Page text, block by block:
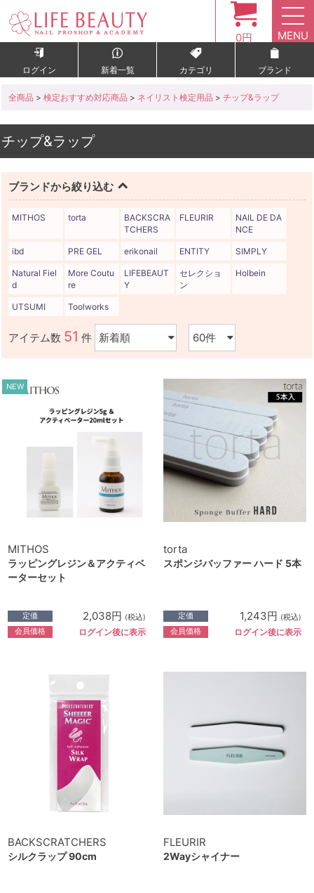
0円 MENU
ログイン 新着一覧 カテゴリ ブランド
全商品 > 検定おすすめ対応商品 > ネイリスト検定用品 > チップ&ラップ
チップ&ラップ
ブランドから絞り込む
MITHOS torta
BACKSCRA
TCHERS
FLEURIR
NAIL DE DA
NCE
ibd PRE GEL erikonail ENTITY SIMPLY
Natural Fiel
d
More Coutu
re
LIFEBEAUT
Y
セレクショ
ン
Holbein
UTSUMI Toolworks
アイテム数 51 件
NEW
MITHOS
ラッピングレジン＆アクティベ
ーターセット
定価 2,038円 (税込)
会員価格 ログイン後に表示
torta
スポンジバッファー ハード 5本
定価 1,243円 (税込)
会員価格 ログイン後に表示
BACKSCRATCHERS
シルクラップ 90cm
FLEURIR
2Wayシャイナー